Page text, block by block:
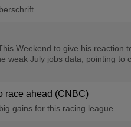
Weekend to give his reaction
July jobs data, pointing
race ahead (CNBC)
gains for this racing league....